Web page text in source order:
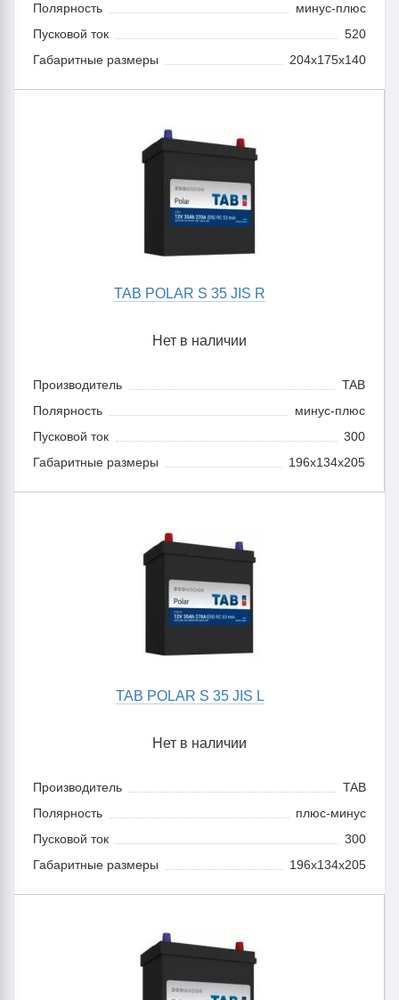
Полярность
минус-плюс
Пусковой ток
520
Габаритные размеры
204x175x140
TAB POLAR S 35 JIS R
Нет в наличии
Производитель
TAB
Полярность
минус-плюс
Пусковой ток
300
Габаритные размеры
196x134x205
TAB POLAR S 35 JIS L
Нет в наличии
Производитель
TAB
Полярность
плюс-минус
Пусковой ток
300
Габаритные размеры
196x134x205